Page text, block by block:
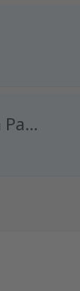
Schwechat
Palma de Mallorca Palma de Mallorca Airport